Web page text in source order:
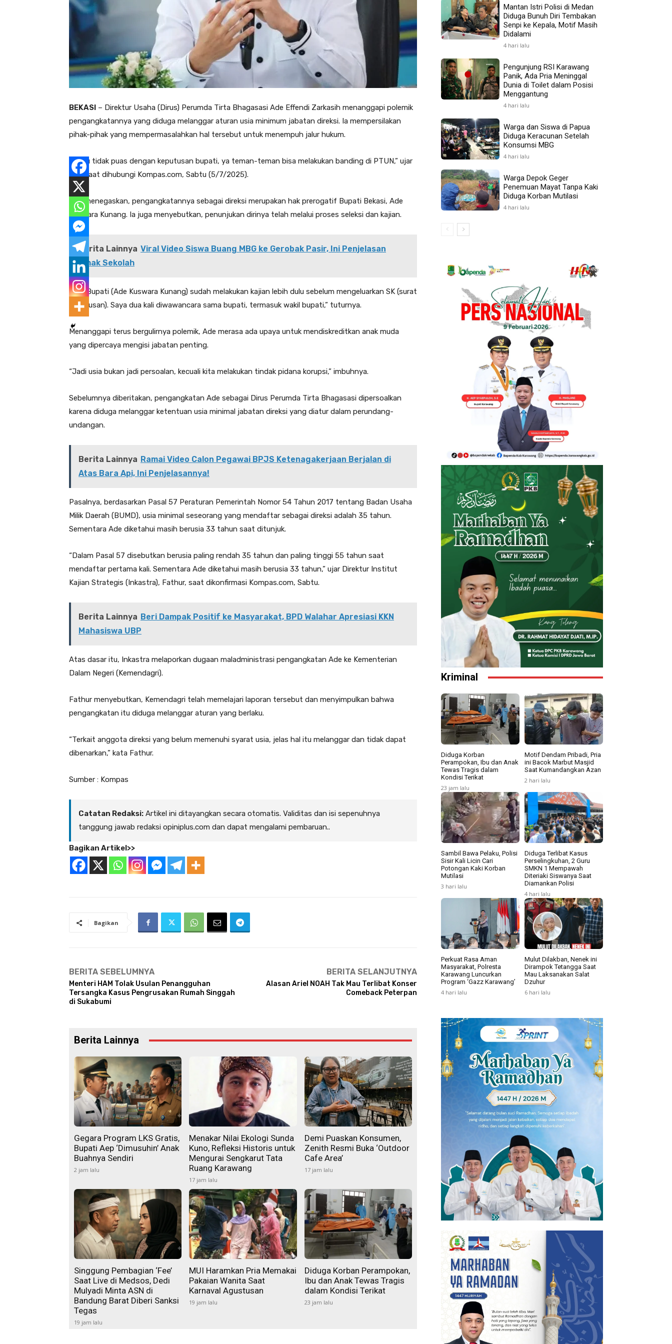
BEKASI – Direktur Usaha (Dirus) Perumda Tirta Bhagasasi Ade Effendi Zarkasih menanggapi polemik
pengangkatannya yang diduga melanggar aturan usia minimum jabatan direksi. Ia mempersilakan
pihak-pihak yang mempermasalahkan hal tersebut untuk menempuh jalur hukum.
“Kalau tidak puas dengan keputusan bupati, ya teman-teman bisa melakukan banding di PTUN,” ujar
Ade saat dihubungi Kompas.com, Sabtu (5/7/2025).
Ade menegaskan, pengangkatannya sebagai direksi merupakan hak prerogatif Bupati Bekasi, Ade
Kuswara Kunang. Ia juga menyebutkan, penunjukan dirinya telah melalui proses seleksi dan kajian.
Berita Lainnya Viral Video Siswa Buang MBG ke Gerobak Pasir, Ini Penjelasan
Pihak Sekolah
“Pak Bupati (Ade Kuswara Kunang) sudah melakukan kajian lebih dulu sebelum mengeluarkan SK (surat
keputusan). Saya dua kali diwawancara sama bupati, termasuk wakil bupati,” tuturnya.
Menanggapi terus bergulirnya polemik, Ade merasa ada upaya untuk mendiskreditkan anak muda
yang dipercaya mengisi jabatan penting.
“Jadi usia bukan jadi persoalan, kecuali kita melakukan tindak pidana korupsi,” imbuhnya.
Sebelumnya diberitakan, pengangkatan Ade sebagai Dirus Perumda Tirta Bhagasasi dipersoalkan
karena diduga melanggar ketentuan usia minimal jabatan direksi yang diatur dalam perundang-
undangan.
Berita Lainnya Ramai Video Calon Pegawai BPJS Ketenagakerjaan Berjalan di
Atas Bara Api, Ini Penjelasannya!
Pasalnya, berdasarkan Pasal 57 Peraturan Pemerintah Nomor 54 Tahun 2017 tentang Badan Usaha
Milik Daerah (BUMD), usia minimal seseorang yang mendaftar sebagai direksi adalah 35 tahun.
Sementara Ade diketahui masih berusia 33 tahun saat ditunjuk.
“Dalam Pasal 57 disebutkan berusia paling rendah 35 tahun dan paling tinggi 55 tahun saat
mendaftar pertama kali. Sementara Ade diketahui masih berusia 33 tahun,” ujar Direktur Institut
Kajian Strategis (Inkastra), Fathur, saat dikonfirmasi Kompas.com, Sabtu.
Berita Lainnya Beri Dampak Positif ke Masyarakat, BPD Walahar Apresiasi KKN
Mahasiswa UBP
Atas dasar itu, Inkastra melaporkan dugaan maladministrasi pengangkatan Ade ke Kementerian
Dalam Negeri (Kemendagri).
Fathur menyebutkan, Kemendagri telah memelajari laporan tersebut dan menyimpulkan bahwa
pengangkatan itu diduga melanggar aturan yang berlaku.
“Terkait anggota direksi yang belum memenuhi syarat usia, jelas hal itu melanggar dan tidak dapat
dibenarkan,” kata Fathur.
Sumber : Kompas
Catatan Redaksi: Artikel ini ditayangkan secara otomatis. Validitas dan isi sepenuhnya
tanggung jawab redaksi opiniplus.com dan dapat mengalami pembaruan..
Bagikan Artikel>>
Bagikan
BERITA SEBELUMNYA
Menteri HAM Tolak Usulan Penangguhan
Tersangka Kasus Pengrusakan Rumah Singgah
di Sukabumi
BERITA SELANJUTNYA
Alasan Ariel NOAH Tak Mau Terlibat Konser
Comeback Peterpan
Berita Lainnya
Gegara Program LKS Gratis,
Bupati Aep ‘Dimusuhin’ Anak
Buahnya Sendiri
2 jam lalu
Menakar Nilai Ekologi Sunda
Kuno, Refleksi Historis untuk
Mengurai Sengkarut Tata
Ruang Karawang
17 jam lalu
Demi Puaskan Konsumen,
Zenith Resmi Buka ‘Outdoor
Cafe Area’
17 jam lalu
Singgung Pembagian ‘Fee’
Saat Live di Medsos, Dedi
Mulyadi Minta ASN di
Bandung Barat Diberi Sanksi
Tegas
19 jam lalu
MUI Haramkan Pria Memakai
Pakaian Wanita Saat
Karnaval Agustusan
19 jam lalu
Diduga Korban Perampokan,
Ibu dan Anak Tewas Tragis
dalam Kondisi Terikat
23 jam lalu
Mantan Istri Polisi di Medan
Diduga Bunuh Diri Tembakan
Senpi ke Kepala, Motif Masih
Didalami
4 hari lalu
Pengunjung RSI Karawang
Panik, Ada Pria Meninggal
Dunia di Toilet dalam Posisi
Menggantung
4 hari lalu
Warga dan Siswa di Papua
Diduga Keracunan Setelah
Konsumsi MBG
4 hari lalu
Warga Depok Geger
Penemuan Mayat Tanpa Kaki
Diduga Korban Mutilasi
4 hari lalu
Kriminal
Diduga Korban
Perampokan, Ibu dan Anak
Tewas Tragis dalam
Kondisi Terikat
23 jam lalu
Motif Dendam Pribadi, Pria
ini Bacok Marbut Masjid
Saat Kumandangkan Azan
2 hari lalu
Sambil Bawa Pelaku, Polisi
Sisir Kali Licin Cari
Potongan Kaki Korban
Mutilasi
3 hari lalu
Diduga Terlibat Kasus
Perselingkuhan, 2 Guru
SMKN 1 Mempawah
Diteriaki Siswanya Saat
Diamankan Polisi
4 hari lalu
Perkuat Rasa Aman
Masyarakat, Polresta
Karawang Luncurkan
Program ‘Gazz Karawang’
4 hari lalu
Mulut Dilakban, Nenek ini
Dirampok Tetangga Saat
Mau Laksanakan Salat
Dzuhur
6 hari lalu